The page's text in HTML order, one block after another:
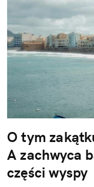
O tym
A zachwyca
części wyspy